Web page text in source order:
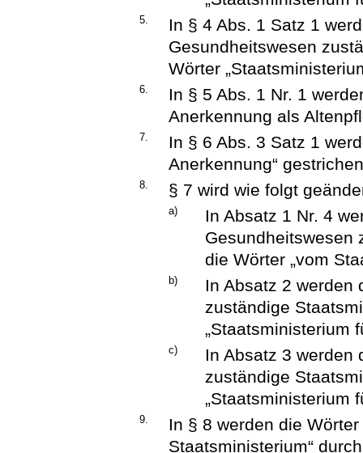
5.
In § 4 Abs. 1 Satz 1
Gesundheitswesen
Wörter
6.
In § 5 Abs. 1 Nr. 1
Anerkennung als
7.
In § 6 Abs. 3 Satz 1
Anerkennung“
8. § 7 wird wie folgt
a)
In Absatz 1 Nr. 4
Gesundheitswesen
die Wörter „vom
b)
In Absatz 2 werden
zuständige
„Staatsministerium
c)
In Absatz 3 werden
zuständige
„Staatsministerium
9.
In § 8 werden die
Staatsministerium“